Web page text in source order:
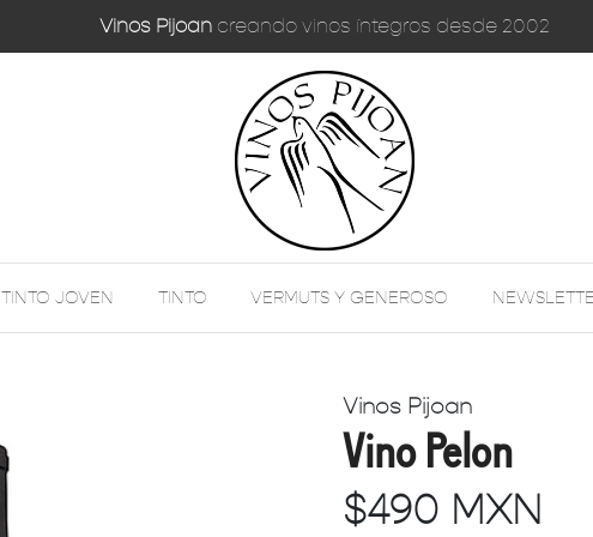
Vinos Pijoan creando vinos íntegros desde 2002
TINTO JOVEN TINTO VERMUTS Y GENEROSO
Vinos Pijoan
Vino Pelon
$490 MXN